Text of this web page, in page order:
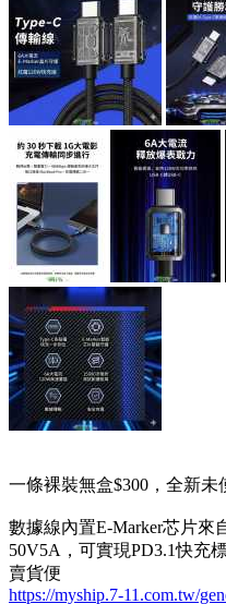
一條裸裝無盒$300，全新未
數據線內置E-Marker芯片來
50V5A，可實現PD3.1快充
賣貨便
https://myship.7-11.com.tw/